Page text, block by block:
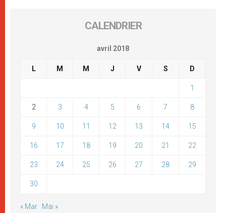
CALENDRIER
avril 2018
L M M J V S D
1
2 3 4 5 6 7 8
9 10 11 12 13 14 15
16 17 18 19 20 21 22
23 24 25 26 27 28 29
30
« Mar Mai »